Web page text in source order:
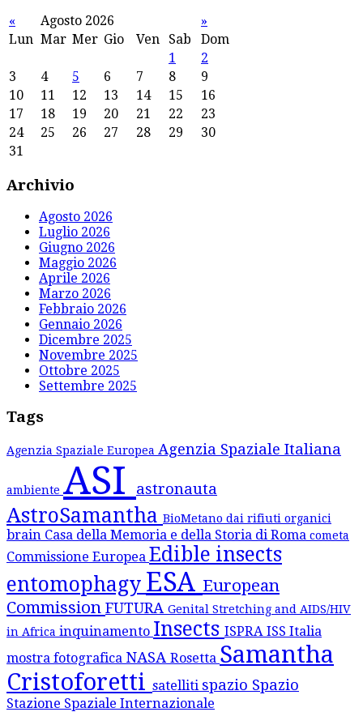
« Agosto 2026
»
Lun Mar Mer Gio Ven Sab
Dom
1
2
3
4 5 6 7 8
9
10
11 12 13 14 15
16
17
18 19 20 21 22
23
24
25 26 27 28 29
30
31
Archivio
Agosto 2026
Luglio 2026
Giugno 2026
Maggio 2026
Aprile 2026
Marzo 2026
Febbraio 2026
Gennaio 2026
Dicembre 2025
Novembre 2025
Ottobre 2025
Settembre 2025
Tags
Agenzia Spaziale Europea Agenzia Spaziale Italiana
ambiente ASI astronauta
AstroSamantha BioMetano dai rifiuti organici
brain Casa della Memoria e della Storia di Roma cometa
Commissione Europea Edible insects
entomophagy ESA European
Commission FUTURA Genital Stretching and AIDS/HIV
in Africa inquinamento Insects ISPRA ISS Italia
mostra fotografica NASA Rosetta Samantha
Cristoforetti satelliti spazio Spazio
Stazione Spaziale Internazionale